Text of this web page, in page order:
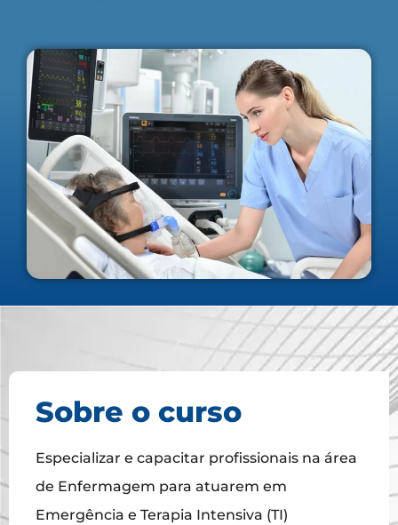
Sobre o curso
Especializar e capacitar profissionais na área
de Enfermagem para atuarem em
Emergência e Terapia Intensiva (TI)